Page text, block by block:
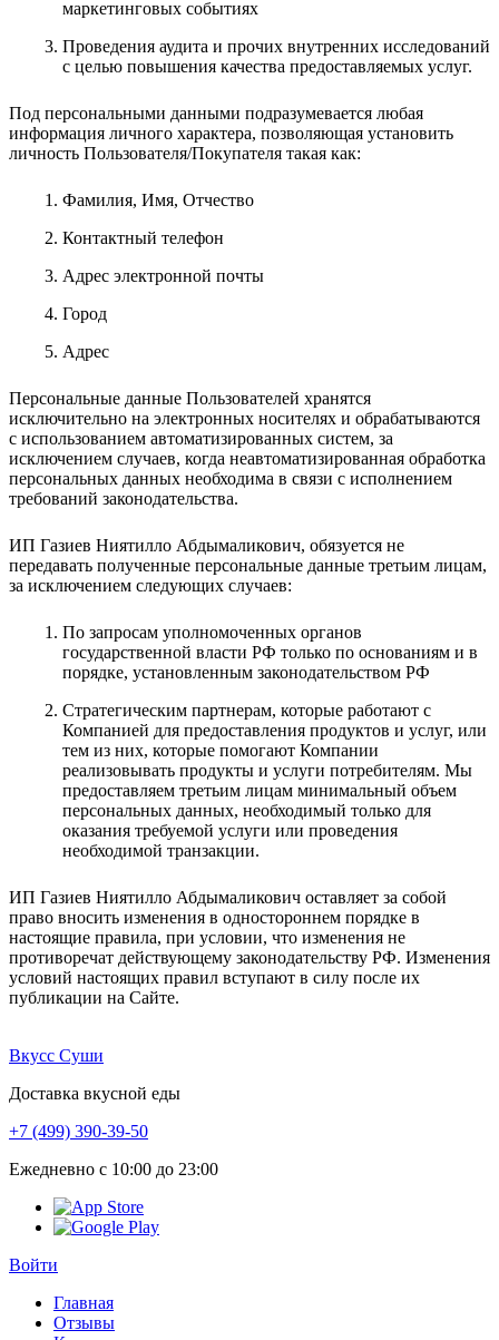
маркетинговых событиях
Проведения аудита и прочих внутренних исследований
с целью повышения качества предоставляемых услуг.
Под персональными данными подразумевается любая
информация личного характера, позволяющая установить
личность Пользователя/Покупателя такая как:
Фамилия, Имя, Отчество
Контактный телефон
Адрес электронной почты
Город
Адрес
Персональные данные Пользователей хранятся
исключительно на электронных носителях и обрабатываются
с использованием автоматизированных систем, за
исключением случаев, когда неавтоматизированная обработка
персональных данных необходима в связи с исполнением
требований законодательства.
ИП Газиев Ниятилло Абдымаликович, обязуется не
передавать полученные персональные данные третьим лицам,
за исключением следующих случаев:
По запросам уполномоченных органов
государственной власти РФ только по основаниям и в
порядке, установленным законодательством РФ
Стратегическим партнерам, которые работают с
Компанией для предоставления продуктов и услуг, или
тем из них, которые помогают Компании
реализовывать продукты и услуги потребителям. Мы
предоставляем третьим лицам минимальный объем
персональных данных, необходимый только для
оказания требуемой услуги или проведения
необходимой транзакции.
ИП Газиев Ниятилло Абдымаликович оставляет за собой
право вносить изменения в одностороннем порядке в
настоящие правила, при условии, что изменения не
противоречат действующему законодательству РФ. Изменения
условий настоящих правил вступают в силу после их
публикации на Сайте.
Вкусс Суши
Доставка вкусной еды
+7 (499) 390-39-50
Ежедневно с 10:00 до 23:00
Войти
Главная
Отзывы